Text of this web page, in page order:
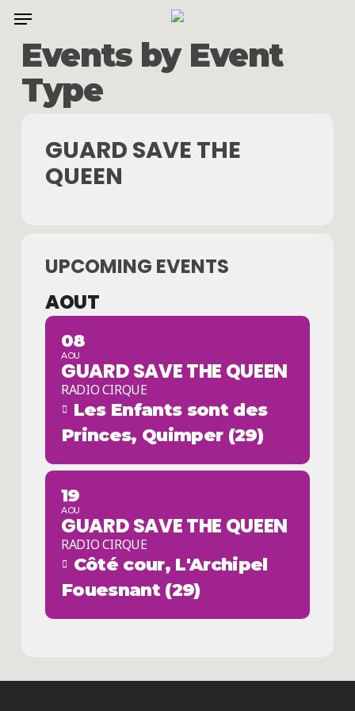
Skip
content
Menu
Events by Event
Type
GUARD SAVE THE
QUEEN
UPCOMING EVENTS
AOUT
08
AOU
GUARD SAVE THE QUEEN
RADIO CIRQUE
Les Enfants sont des
Princes, Quimper (29)
19
AOU
GUARD SAVE THE QUEEN
RADIO CIRQUE
Côté cour, L'Archipel
Fouesnant (29)